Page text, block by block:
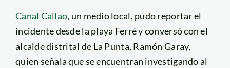
Canal Callao, un medio local, pudo reportar el
incidente desde la playa Ferré y conversó con el
alcalde distrital de La Punta, Ramón Garay,
quien señala que se encuentran investigando al